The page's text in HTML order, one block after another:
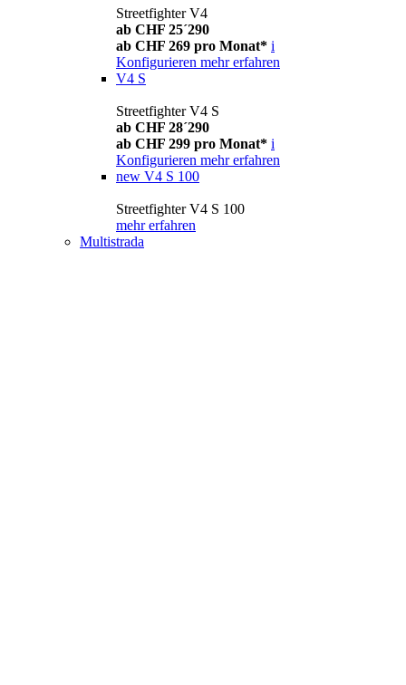
Streetfighter V4
ab CHF 25´290
ab CHF 269 pro Monat* i
Konfigurieren mehr erfahren
V4 S
Streetfighter V4 S
ab CHF 28´290
ab CHF 299 pro Monat* i
Konfigurieren mehr erfahren
new V4 S 100
Streetfighter V4 S 100
mehr erfahren
Multistrada